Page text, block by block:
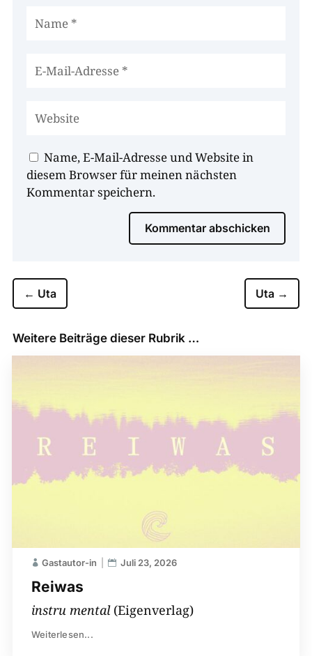
Name, E-Mail-Adresse und Website in
diesem Browser für meinen nächsten
Kommentar speichern.
Kommentar abschicken
← Uta Uta →
Weitere Beiträge dieser Rubrik …
Reiwas
Gastautor-in Juli 23, 2026
instru mental(Eigenverlag)
Weiterlesen...